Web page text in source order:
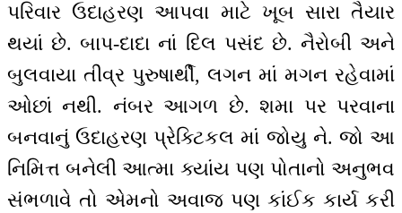
પરિવાર ઉદાહરણ આપવા માટે ખૂબ સારા તૈયાર
થયાં છે. બાપ-દાદા નાં દિલ પસંદ છે. નૈરોબી અને
બુલવાયા તીવ્ર પુરુષાર્થી, લગન માં મગન રહેવામાં
ઓછાં નથી. નંબર આગળ છે. શમા પર પરવાના
બનવાનું ઉદાહરણ પ્રેક્ટિકલ માં જોયુ ને. જો આ
નિમિત્ત બનેલી આત્મા ક્યાંય પણ પોતાનો અનુભવ
સંભળાવે તો એમનો અવાજ પણ કાંઈક કાર્ય કરી